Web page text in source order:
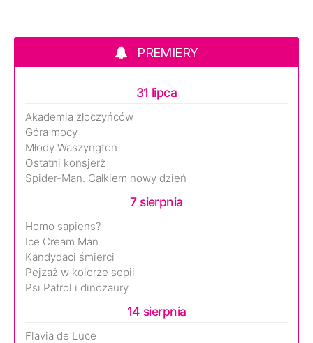
PREMIERY
31 lipca
Akademia złoczyńców
Góra mocy
Młody Waszyngton
Ostatni konsjerż
Spider-Man. Całkiem nowy dzień
7 sierpnia
Homo sapiens?
Ice Cream Man
Kandydaci śmierci
Pejzaż w kolorze sepii
Psi Patrol i dinozaury
14 sierpnia
Flavia de Luce